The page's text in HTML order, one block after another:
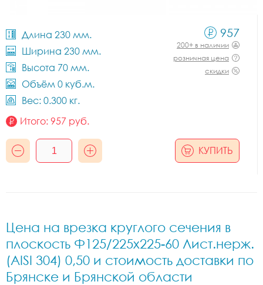
Длина 230 мм.
Ширина 230 мм.
Высота 70 мм.
Объём 0 куб.м.
Вес: 0.300 кг.
957
200+ в наличии
розничная цена
скидки
Итого: 957 руб.
КУПИТЬ
Цена на врезка круглого сечения в
плоскость Ф125/225x225-60 Лист.нерж.
(AISI 304) 0,50 и стоимость доставки по
Брянске и Брянской области